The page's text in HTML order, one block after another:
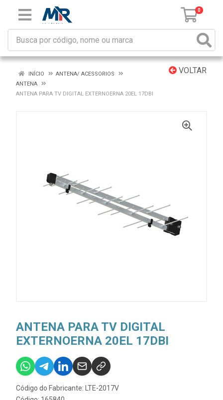
0
VOLTAR
INÍCIO
ANTENA/ ACESSORIOS
ANTENA
ANTENA PARA TV DIGITAL EXTERNOERNA 20EL 17DBI
ANTENA PARA TV DIGITAL
EXTERNOERNA 20EL 17DBI
Código do Fabricante: LTE-2017V